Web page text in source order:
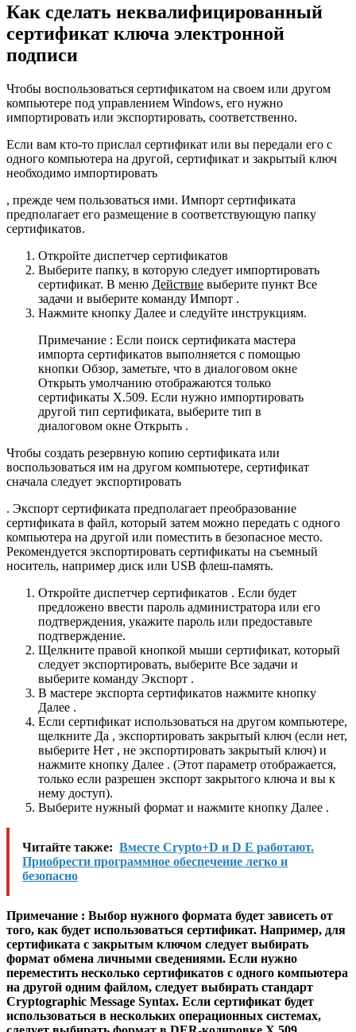
Как сделать неквалифицированный
сертификат ключа электронной
подписи
Чтобы воспользоваться сертификатом на своем или другом
компьютере под управлением Windows, его нужно
импортировать или экспортировать, соответственно.
Если вам кто-то прислал сертификат или вы передали его с
одного компьютера на другой, сертификат и закрытый ключ
необходимо импортировать
, прежде чем пользоваться ими. Импорт сертификата
предполагает его размещение в соответствующую папку
сертификатов.
Откройте диспетчер сертификатов
Выберите папку, в которую следует импортировать
сертификат. В меню Действие выберите пункт Все
задачи и выберите команду Импорт .
Нажмите кнопку Далее и следуйте инструкциям.
Примечание : Если поиск сертификата мастера
импорта сертификатов выполняется с помощью
кнопки Обзор, заметьте, что в диалоговом окне
Открыть умолчанию отображаются только
сертификаты X.509. Если нужно импортировать
другой тип сертификата, выберите тип в
диалоговом окне Открыть .
Чтобы создать резервную копию сертификата или
воспользоваться им на другом компьютере, сертификат
сначала следует экспортировать
. Экспорт сертификата предполагает преобразование
сертификата в файл, который затем можно передать с одного
компьютера на другой или поместить в безопасное место.
Рекомендуется экспортировать сертификаты на съемный
носитель, например диск или USB флеш-память.
Откройте диспетчер сертификатов . Если будет
предложено ввести пароль администратора или его
подтверждения, укажите пароль или предоставьте
подтверждение.
Щелкните правой кнопкой мыши сертификат, который
следует экспортировать, выберите Все задачи и
выберите команду Экспорт .
В мастере экспорта сертификатов нажмите кнопку
Далее .
Если сертификат использоваться на другом компьютере,
щелкните Да , экспортировать закрытый ключ (если нет,
выберите Нет , не экспортировать закрытый ключ) и
нажмите кнопку Далее . (Этот параметр отображается,
только если разрешен экспорт закрытого ключа и вы к
нему доступ).
Выберите нужный формат и нажмите кнопку Далее .
Читайте также: Вместе Crypto+D и D E работают.
Приобрести программное обеспечение легко и
безопасно
Примечание : Выбор нужного формата будет зависеть от
того, как будет использоваться сертификат. Например, для
сертификата с закрытым ключом следует выбирать
формат обмена личными сведениями. Если нужно
переместить несколько сертификатов с одного компьютера
на другой одним файлом, следует выбирать стандарт
Cryptographic Message Syntax. Если сертификат будет
использоваться в нескольких операционных системах,